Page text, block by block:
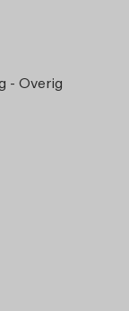
- Overig